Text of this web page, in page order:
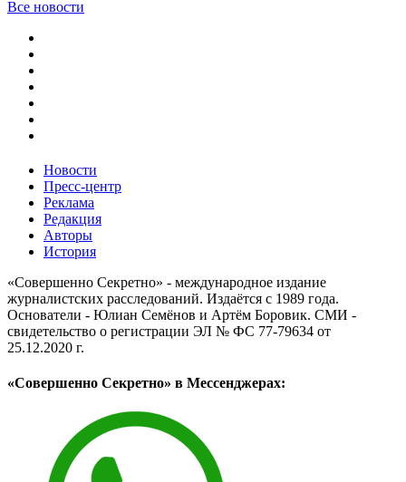
Все новости
Новости
Пресс-центр
Реклама
Редакция
Авторы
История
«Совершенно Секретно» - международное издание
журналистских расследований. Издаётся с 1989 года.
Основатели - Юлиан Семёнов и Артём Боровик. CМИ -
свидетельство о регистрации ЭЛ № ФС 77-79634 от
25.12.2020 г.
«Совершенно Секретно» в Мессенджерах: